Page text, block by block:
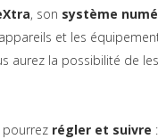
, son système
et les
aurez la possibilité de
pourrez régler et suivre :